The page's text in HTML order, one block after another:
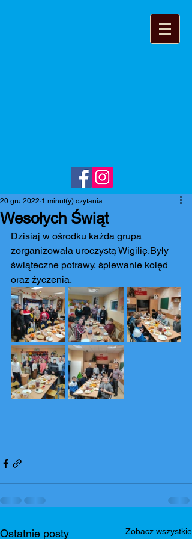
Wesołych Świąt
20 gru 2022 1 minut(y) czytania
Dzisiaj w ośrodku każda grupa
zorganizowała uroczystą Wigilię.Były
świąteczne potrawy, śpiewanie kolęd
oraz życzenia.
Ostatnie posty Zobacz wszystkie